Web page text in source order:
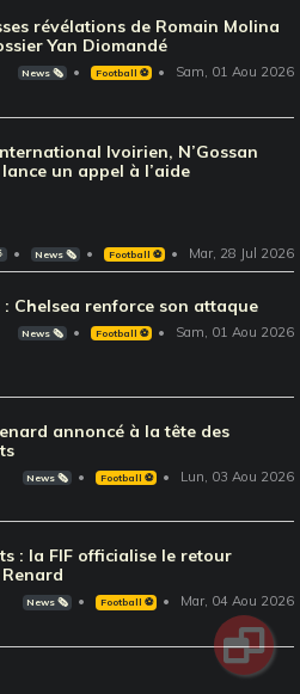
révélations de Romain Molina
Yan Diomandé
News 🗞️ Football ⚽️ Sam, 01 Aou 2026
Ivoirien, N’Gossan
un appel à l’aide
News 🗞️ Football ⚽️ Mar, 28 Jul 2026
: Chelsea renforce son attaque
News 🗞️ Football ⚽️ Sam, 01 Aou 2026
annoncé à la tête des
News 🗞️ Football ⚽️ Lun, 03 Aou 2026
: la FIF officialise le retour
Renard
News 🗞️ Football ⚽️ Mar, 04 Aou 2026